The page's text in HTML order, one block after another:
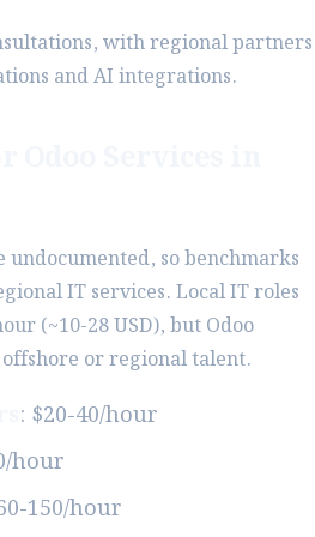
with regional partners
and AI integrations.
so benchmarks
IT services. Local IT roles
(~10-28 USD), but Odoo
or regional talent.
: $20-40/hour
hour
150/hour